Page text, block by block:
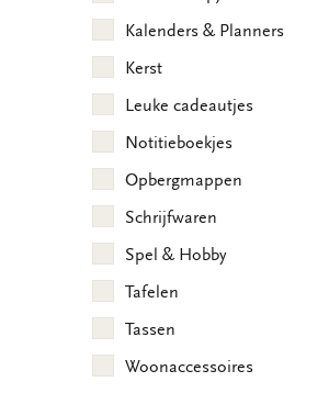
Kalenders & Planners
Kerst
Leuke cadeautjes
Notitieboekjes
Opbergmappen
Schrijfwaren
Spel & Hobby
Tafelen
Tassen
Woonaccessoires